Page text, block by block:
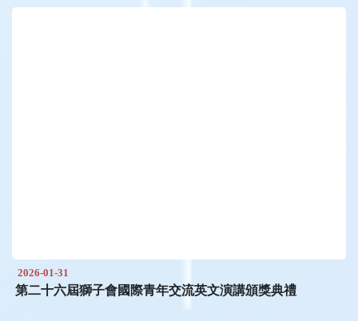
2026-01-31
第二十六屆獅子會國際青年交流英文演講頒獎典禮